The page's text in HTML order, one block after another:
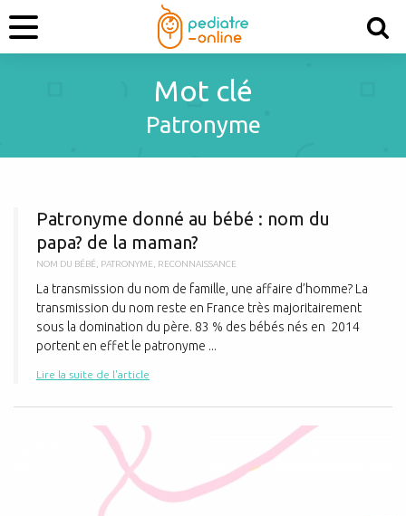
Mot clé
Patronyme
Patronyme donné au bébé : nom du
papa? de la maman?
NOM DU BÉBÉ PATRONYME RECONNAISSANCE
La transmission du nom de famille, une affaire d’homme? La
transmission du nom reste en France très majoritairement
sous la domination du père. 83 % des bébés nés en 2014
portent en effet le patronyme ...
Lire la suite de l'article